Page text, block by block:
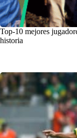
Top-10 mejores
historia